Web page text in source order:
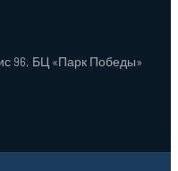
96, БЦ «Парк Победы»